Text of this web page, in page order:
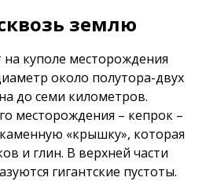
землю
на куполе месторождения
около полутора-двух
до семи километров.
месторождения – кепрок –
«крышку», которая
и глин. В верхней части
гигантские пустоты.